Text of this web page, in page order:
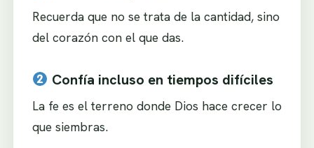
Recuerda que no se trata de la cantidad, sino
del corazón con el que das.
Confía incluso en tiempos difíciles
La fe es el terreno donde Dios hace crecer lo
que siembras.